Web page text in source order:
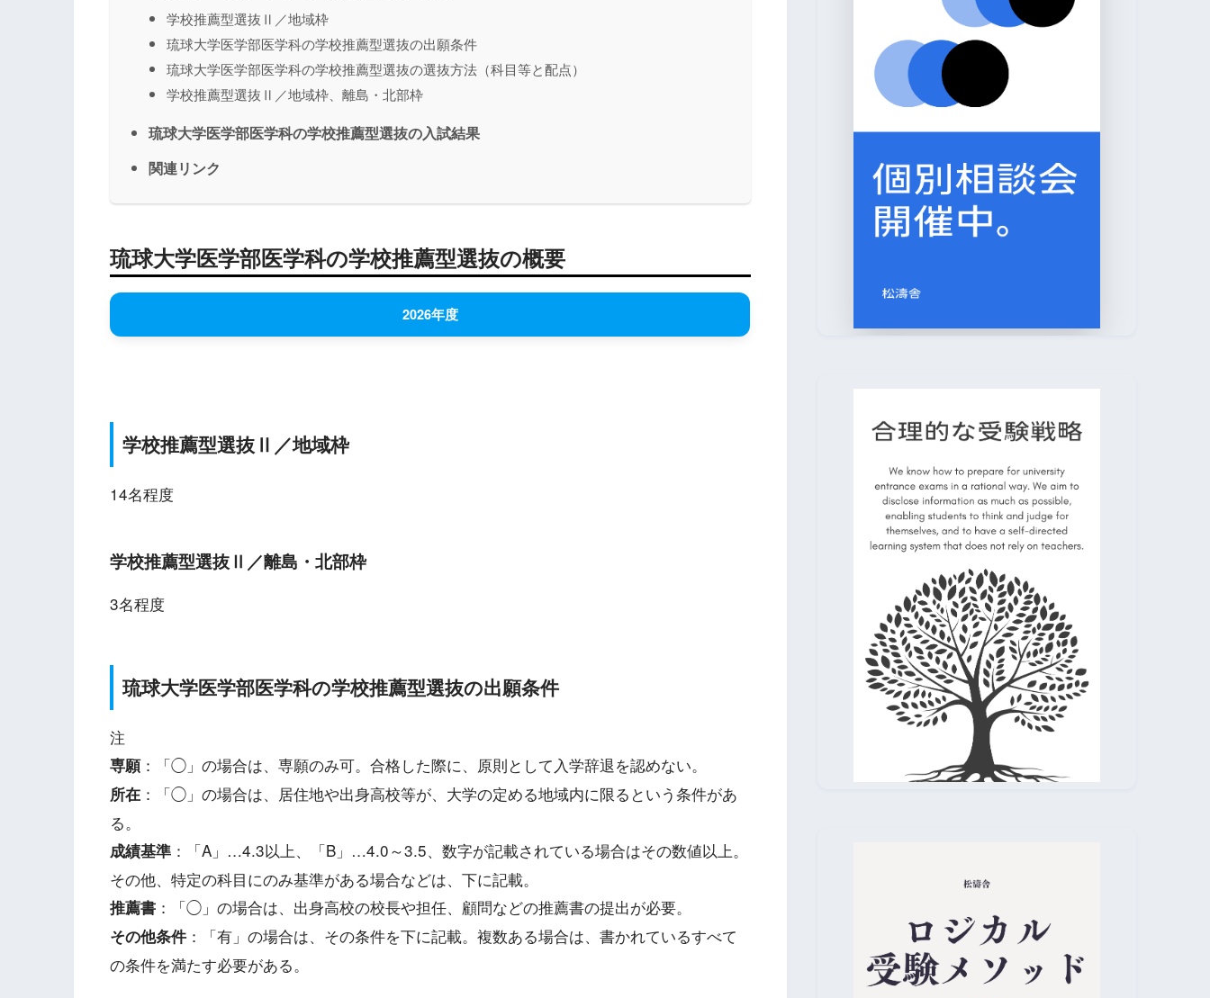
学校推薦型選抜Ⅱ／地域枠
琉球大学医学部医学科の学校推薦型選抜の出願条件
琉球大学医学部医学科の学校推薦型選抜の選抜方法（科目等と配点）
学校推薦型選抜Ⅱ／地域枠、離島・北部枠
琉球大学医学部医学科の学校推薦型選抜の入試結果
関連リンク
琉球大学医学部医学科の学校推薦型選抜の概要
2026年度
学校推薦型選抜Ⅱ／地域枠
14名程度
学校推薦型選抜Ⅱ／離島・北部枠
3名程度
琉球大学医学部医学科の学校推薦型選抜の出願条件
注
専願：「◯」の場合は、専願のみ可。合格した際に、原則として入学辞退を認めない。
所在 ：「◯」の場合は、居住地や出身高校等が、大学の定める地域内に限るという条件があ
る。
成績基準 ：「A」…4.3以上、「B」…4.0～3.5、数字が記載されている場合はその数値以上。
その他、特定の科目にのみ基準がある場合などは、下に記載。
推薦書 ：「◯」の場合は、出身高校の校長や担任、顧問などの推薦書の提出が必要。
その他条件 ：「有」の場合は、その条件を下に記載。複数ある場合は、書かれているすべて
の条件を満たす必要がある。